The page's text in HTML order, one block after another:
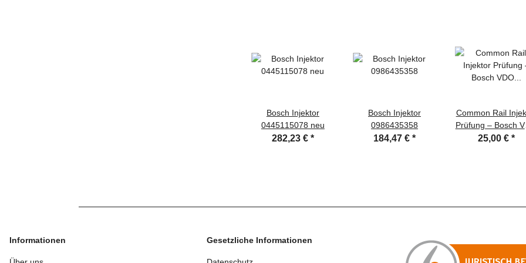
Bosch Injektor
0445115078 neu
282,23 € *
Bosch Injektor
0986435358
184,47 € *
Common Rail
Prüfung – Bosch
Delphi Denso
25,00 € *
Informationen Gesetzliche Informationen